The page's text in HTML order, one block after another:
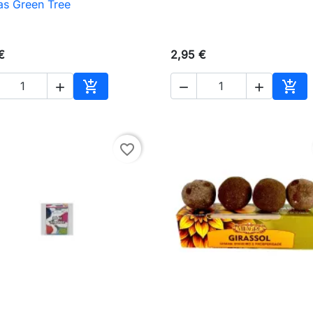
Green Tree
 
Añadir al carrito
2,95 €
  
favorite_border